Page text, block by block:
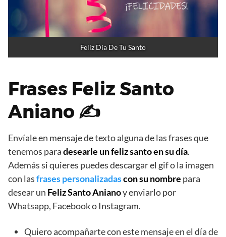
Feliz Dia De Tu Santo
Frases Feliz Santo
Aniano ✍
Envíale en mensaje de texto alguna de las frases que
tenemos paradesearle un feliz santo en su día.
Además si quieres puedes descargar el gif o la imagen
con lasfrases personalizadascon su nombre para
desear un Feliz Santo Anianoy enviarlo por
Whatsapp, Facebook o Instagram.
Quiero acompañarte con este mensaje en el día de